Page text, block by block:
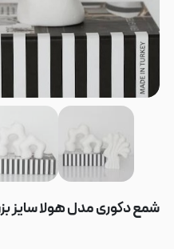
شمع دکوری مدل هولا سایز